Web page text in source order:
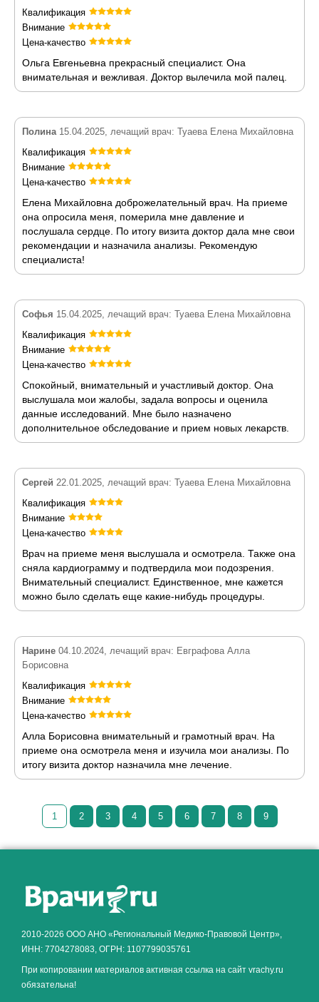
Квалификация
Внимание
Цена-качество
Ольга Евгеньевна прекрасный специалист. Она
внимательная и вежливая. Доктор вылечила мой палец.
Полина15.04.2025, лечащий врач: Туаева Елена Михайловна
Квалификация
Внимание
Цена-качество
Елена Михайловна доброжелательный врач. На приеме
она опросила меня, померила мне давление и
послушала сердце. По итогу визита доктор дала мне свои
рекомендации и назначила анализы. Рекомендую
специалиста!
Софья 15.04.2025, лечащий врач: Туаева Елена Михайловна
Квалификация
Внимание
Цена-качество
Спокойный, внимательный и участливый доктор. Она
выслушала мои жалобы, задала вопросы и оценила
данные исследований. Мне было назначено
дополнительное обследование и прием новых лекарств.
Сергей 22.01.2025, лечащий врач: Туаева Елена Михайловна
Квалификация
Внимание
Цена-качество
Врач на приеме меня выслушала и осмотрела. Также она
сняла кардиограмму и подтвердила мои подозрения.
Внимательный специалист. Единственное, мне кажется
можно было сделать еще какие-нибудь процедуры.
Нарине 04.10.2024, лечащий врач: Евграфова Алла
Борисовна
Квалификация
Внимание
Цена-качество
Алла Борисовна внимательный и грамотный врач. На
приеме она осмотрела меня и изучила мои анализы. По
итогу визита доктор назначила мне лечение.
1 2 3 4 5 6 7 8 9
2010-2026 ООО АНО «Региональный Медико-Правовой Центр»,
ИНН: 7704278083, ОГРН: 1107799035761
При копировании материалов активная ссылка на сайт vrachy.ru
обязательна!